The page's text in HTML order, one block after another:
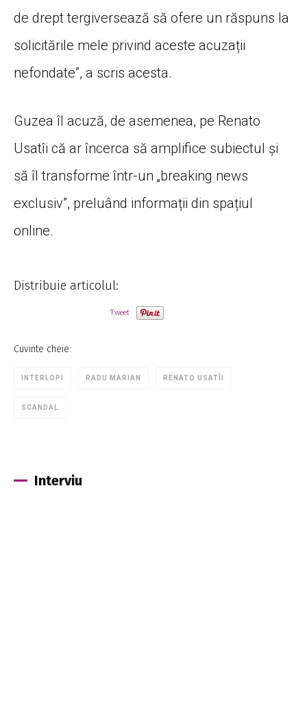
de drept tergiversează să ofere un răspuns la
solicitările mele privind aceste acuzații
nefondate”, a scris acesta.
Guzea îl acuză, de asemenea, pe Renato
Usatîi că ar încerca să amplifice subiectul și
să îl transforme într-un „breaking news
exclusiv”, preluând informații din spațiul
online.
Distribuie articolul:
Tweet
Cuvinte cheie:
INTERLOPI RADU MARIAN RENATO USATÎI
SCANDAL
Interviu